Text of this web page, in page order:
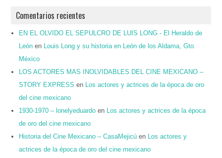
Comentarios recientes
EN EL OLVIDO EL SEPULCRO DE LUIS LONG - El Heraldo de
León en Louis Long y su historia en León de los Aldama, Gto.
México
LOS ACTORES MAS INOLVIDABLES DEL CINE MEXICANO –
STORY EXPRESS en Los actores y actrices de la época de oro
del cine mexicano
1930-1970 – lonelyeduardo en Los actores y actrices de la época
de oro del cine mexicano
Historia del Cine Mexicano – CasaMejicú en Los actores y
actrices de la época de oro del cine mexicano